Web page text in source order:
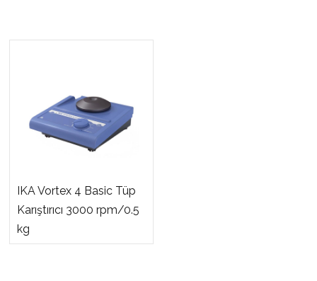
IKA Vortex 4 Basic Tüp
Karıştırıcı 3000 rpm/0.5
kg